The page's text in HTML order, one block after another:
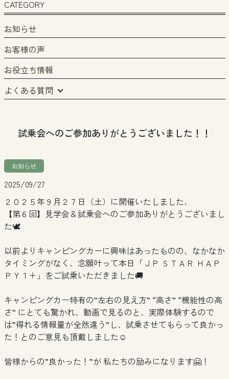
CATEGORY
お知らせ
お客様の声
お役立ち情報
よくある質問
試乗会へのご参加ありがとうございました！！
お知らせ
2025/09/27
２０２５年９月２７日（土）に開催いたしました、
【第６回】見学会＆試乗会へのご参加ありがとうございまし
た🕊
以前よりキャンピングカーに興味はあったものの、なかなか
タイミングがなく、念願叶って本日「ＪＰ ＳＴＡＲ ＨＡＰ
ＰＹ１＋」をご試乗いただきました🚚
キャンピングカー特有の”左右の見え方” “高さ” “機能性の高
さ” にとても驚かれ、動画で見るのと、実際体験するので
は”得れる情報量が全然違う”し、試乗させてもらって良かっ
た！とのご意見も頂戴しました☺
皆様からの”良かった！”が 私たちの励みになります🤗！